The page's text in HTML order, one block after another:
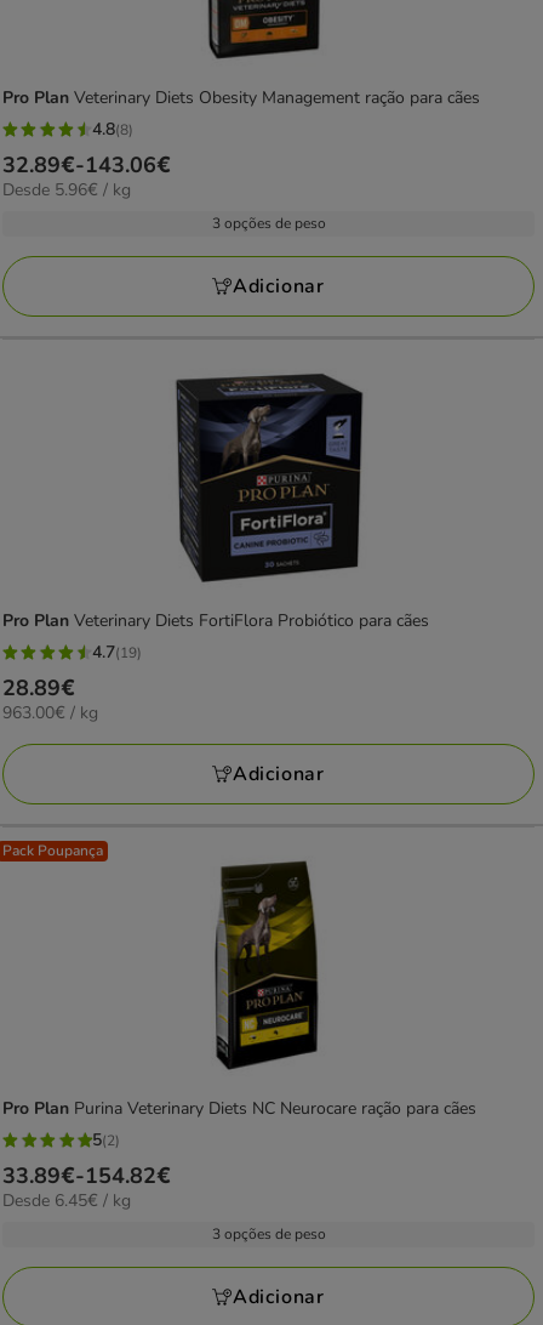
Pro Plan Veterinary Diets Obesity Management ração para cães
4.8
estrelas
com
avaliações
4.8(8)
Preço
de
143.06€
32.89€-143.06€
5.96€
Desde 5.96€ / kg
3 opções de peso
Adicionar
Pro Plan Veterinary Diets FortiFlora Probiótico para cães
4.7
estrelas
com
19
avaliações
4.7(19)
Preço
28.89€
28.89€
963.00€
KG
963.00€ / kg
Adicionar
Pack Poupança
Pro Plan Purina Veterinary Diets NC Neurocare ração para cães
5
estrelas
com
avaliações
5(2)
Preço
de
154.82€
33.89€-154.82€
6.45€
Desde 6.45€ / kg
3 opções de peso
Adicionar